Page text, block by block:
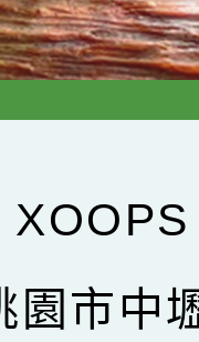
XOOPS
園市中